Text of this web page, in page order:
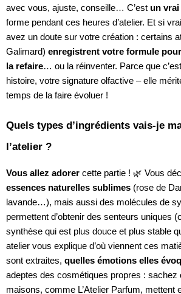
avec vous, ajuste, conseille… C’est un
forme pendant ces heures d’atelier. Et si
avez un doute sur votre création : certains
Galimard) enregistrent votre formule
la refaire… ou la réinventer. Parce que
histoire, votre signature olfactive – elle
temps de la faire évoluer !
Quels types d’ingrédients vais-je
l’atelier ?
Vous allez adorer cette partie ! 🌿 Vous
essences naturelles sublimes (rose de
lavande…), mais aussi des molécules de
permettent d’obtenir des senteurs uniques
synthèse qui est plus douce et plus stable
atelier vous explique d’où viennent ces
sont extraites, quelles émotions elles
adeptes des cosmétiques propres : sachez
maisons, comme L’Atelier Parfum, mettent